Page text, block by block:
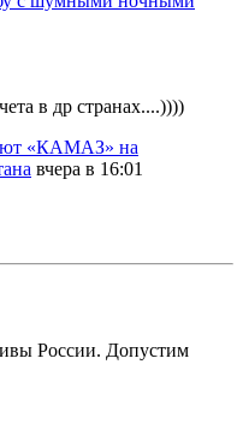
в др странах....))))
«КАМАЗ» на
вчера в 16:01
России. Допустим